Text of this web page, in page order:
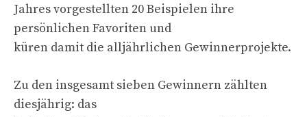
Jahres vorgestellten 20 Beispielen ihre
persönlichen Favoriten und
küren damit die alljährlichen Gewinnerprojekte.
Zu den insgesamt sieben Gewinnern zählten
diesjährig: das